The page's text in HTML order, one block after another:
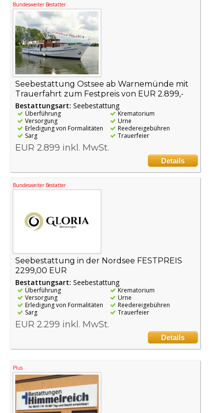
Bundesweiter Bestatter
Seebestattung Ostsee ab Warnemünde mit
Trauerfahrt zum Festpreis von EUR 2.899,-
Bestattungsart: Seebestattung
Überführung
Versorgung
Erledigung von Formalitäten
Sarg
Krematorium
Urne
Reedereigebühren
Trauerfeier
EUR 2.899 inkl. MwSt.
Details
Bundesweiter Bestatter
Seebestattung in der Nordsee FESTPREIS
2299,00 EUR
Bestattungsart: Seebestattung
Überführung
Versorgung
Erledigung von Formalitäten
Sarg
Krematorium
Urne
Reedereigebühren
Trauerfeier
EUR 2.299 inkl. MwSt.
Details
Plus